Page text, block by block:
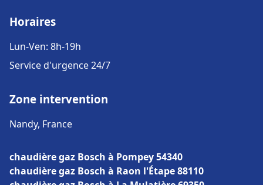
Horaires
Lun-Ven: 8h-19h
Service d'urgence 24/7
Zone intervention
Nandy, France
chaudière gaz Bosch à Pompey 54340
chaudière gaz Bosch à Raon l'Étape 88110